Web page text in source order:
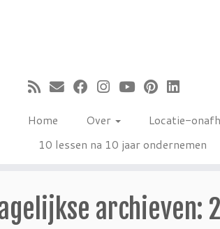
Home Over Locatie-
10 lessen na 10 jaar ondernemen
archieven: